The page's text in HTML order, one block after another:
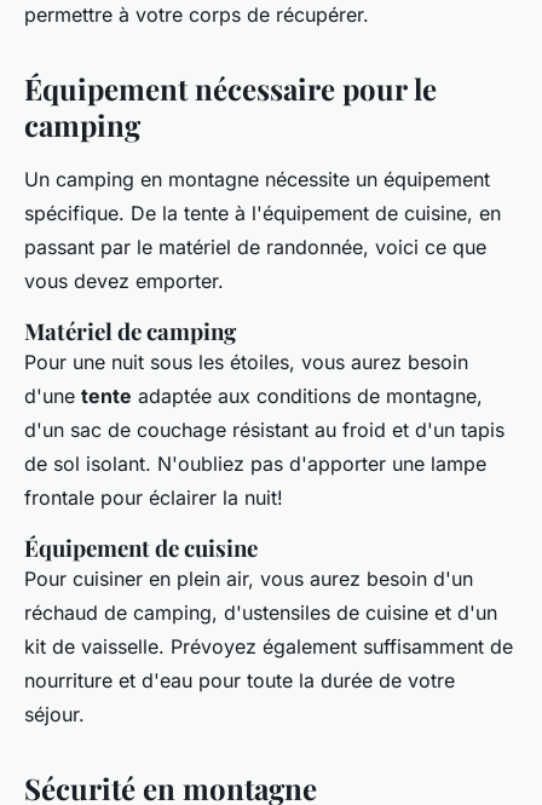
permettre à votre corps de récupérer.
Équipement nécessaire pour le
camping
Un camping en montagne nécessite un équipement
spécifique. De la tente à l'équipement de cuisine, en
passant par le matériel de randonnée, voici ce que
vous devez emporter.
Matériel de camping
Pour une nuit sous les étoiles, vous aurez besoin
d'une tente adaptée aux conditions de montagne,
d'un sac de couchage résistant au froid et d'un tapis
de sol isolant. N'oubliez pas d'apporter une lampe
frontale pour éclairer la nuit!
Équipement de cuisine
Pour cuisiner en plein air, vous aurez besoin d'un
réchaud de camping, d'ustensiles de cuisine et d'un
kit de vaisselle. Prévoyez également suffisamment de
nourriture et d'eau pour toute la durée de votre
séjour.
Sécurité en montagne